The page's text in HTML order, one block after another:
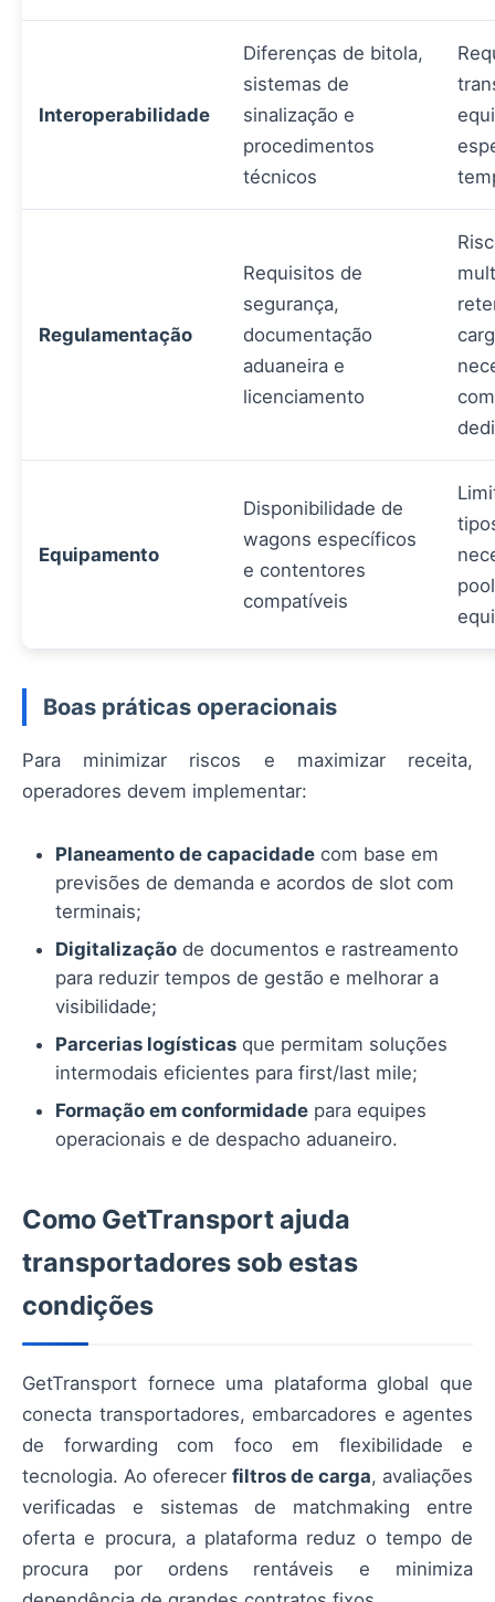
Interoperabilidade
Diferenças de bitola,
sistemas de
sinalização e
procedimentos
técnicos
Regulamentação
Requisitos de
segurança,
documentação
aduaneira e
licenciamento
Equipamento
Disponibilidade de
wagons específicos
e contentores
compatíveis
Boas práticas operacionais
Para minimizar riscos e maximizar receita,
operadores devem implementar:
Planeamento de capacidade com base em
previsões de demanda e acordos de slot com
terminais;
Digitalização de documentos e rastreamento
para reduzir tempos de gestão e melhorar a
visibilidade;
Parcerias logísticas que permitam soluções
intermodais eficientes para first/last mile;
Formação em conformidade para equipes
operacionais e de despacho aduaneiro.
Como GetTransport ajuda
transportadores sob estas
condições
GetTransport fornece uma plataforma global que
conecta transportadores, embarcadores e agentes
de forwarding com foco em flexibilidade e
tecnologia. Ao oferecer filtros de carga, avaliações
verificadas e sistemas de matchmaking entre
oferta e procura, a plataforma reduz o tempo de
procura por ordens rentáveis e minimiza